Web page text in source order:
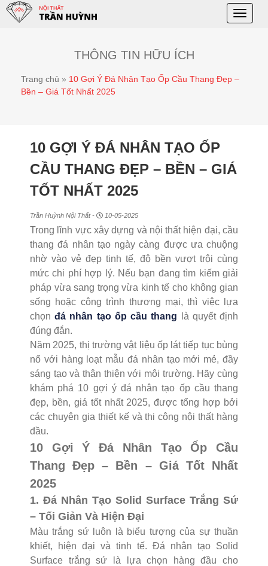
Toggle
THÔNG TIN HỮU ÍCH
Trang chủ » 10 Gợi Ý Đá Nhân Tạo Ốp Cầu Thang Đẹp –
Bền – Giá Tốt Nhất 2025
10 GỢI Ý ĐÁ NHÂN TẠO ỐP
CẦU THANG ĐẸP – BỀN – GIÁ
TỐT NHẤT 2025
Trần Huỳnh Nội Thất - 10-05-2025
Trong lĩnh vực xây dựng và nội thất hiện đại, cầu
thang đá nhân tạo ngày càng được ưa chuộng
nhờ vào vẻ đẹp tinh tế, độ bền vượt trội cùng
mức chi phí hợp lý. Nếu bạn đang tìm kiếm giải
pháp vừa sang trọng vừa kinh tế cho không gian
sống hoặc công trình thương mại, thì việc lựa
chọnđá nhân tạo ốp cầu thang là quyết định
đúng đắn.
Năm 2025, thị trường vật liệu ốp lát tiếp tục bùng
nổ với hàng loạt mẫu đá nhân tạo mới mẻ, đầy
sáng tạo và thân thiện với môi trường. Hãy cùng
khám phá 10 gợi ý đá nhân tạo ốp cầu thang
đẹp, bền, giá tốt nhất 2025, được tổng hợp bởi
các chuyên gia thiết kế và thi công nội thất hàng
đầu.
10 Gợi Ý Đá Nhân Tạo Ốp Cầu
Thang Đẹp – Bền – Giá Tốt Nhất
2025
1. Đá Nhân Tạo Solid Surface Trắng Sứ
– Tối Giản Và Hiện Đại
Màu trắng sứ luôn là biểu tượng của sự thuần
khiết, hiện đại và tinh tế. Đá nhân tạo Solid
Surface trắng sứ là lựa chọn hàng đầu cho